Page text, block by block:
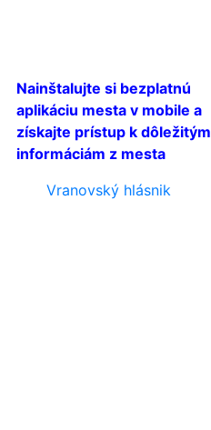
Nainštalujte si bezplatnú
aplikáciu mesta v mobile a
získajte prístup k dôležitým
informáciám z mesta
Vranovský hlásnik